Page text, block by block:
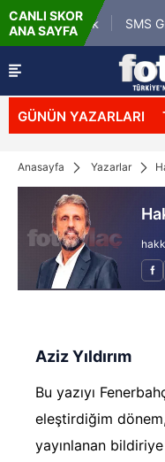
CANLI SKOR
ANA SAYFA
Karagümrük SMS
GÜNÜN YAZARLARI
Anasayfa Yazarlar
Aziz Yıldırım
Bu yazıyı
eleştirdiğim
yayınlanan bildiriye